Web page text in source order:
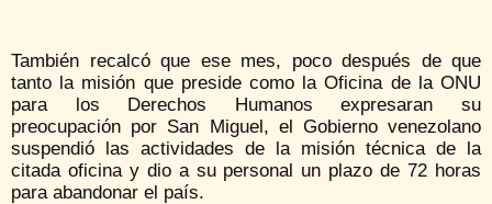
También recalcó que ese mes, poco después de que
tanto la misión que preside como la Oficina de la ONU
para los Derechos Humanos expresaran su
preocupación por San Miguel, el Gobierno venezolano
suspendió las actividades de la misión técnica de la
citada oficina y dio a su personal un plazo de 72 horas
para abandonar el país.